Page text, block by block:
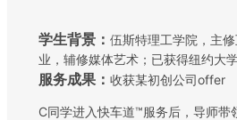
学生背景： 伍斯特理工学院，主
业，辅修媒体艺术；已获得纽约大
服务成果： 收获某初创公司offer
C同学进入快车道™服务后，导师带